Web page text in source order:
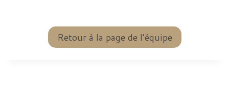
a
g
Retour à la page de l’équipe